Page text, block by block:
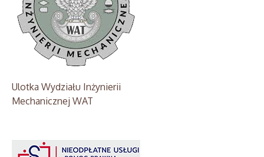
Ulotka Wydziału Inżynierii
Mechanicznej WAT